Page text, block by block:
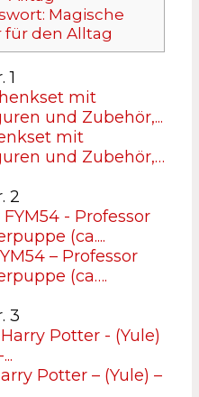
Magische
für den Alltag
1
mit
und Zubehör,…
2
– Professor
(ca….
3
Potter – (Yule) –